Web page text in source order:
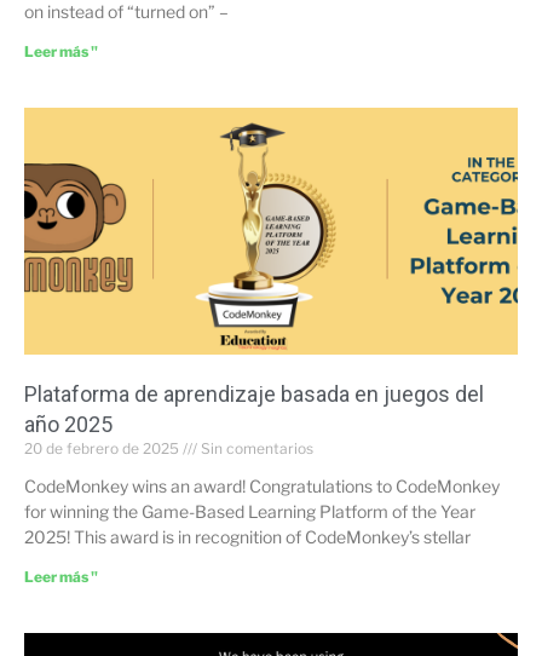
on instead of “turned on” –
Leer más "
Plataforma de aprendizaje basada en juegos del
año 2025
20 de febrero de 2025 Sin comentarios
CodeMonkey wins an award! Congratulations to CodeMonkey
for winning the Game-Based Learning Platform of the Year
2025! This award is in recognition of CodeMonkey’s stellar
Leer más "